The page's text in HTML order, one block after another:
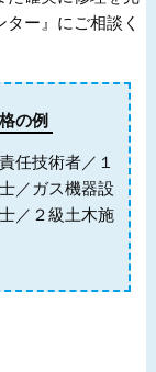
ー』にご相談く
の例
任技術者／１
／ガス機器設
／２級土木施